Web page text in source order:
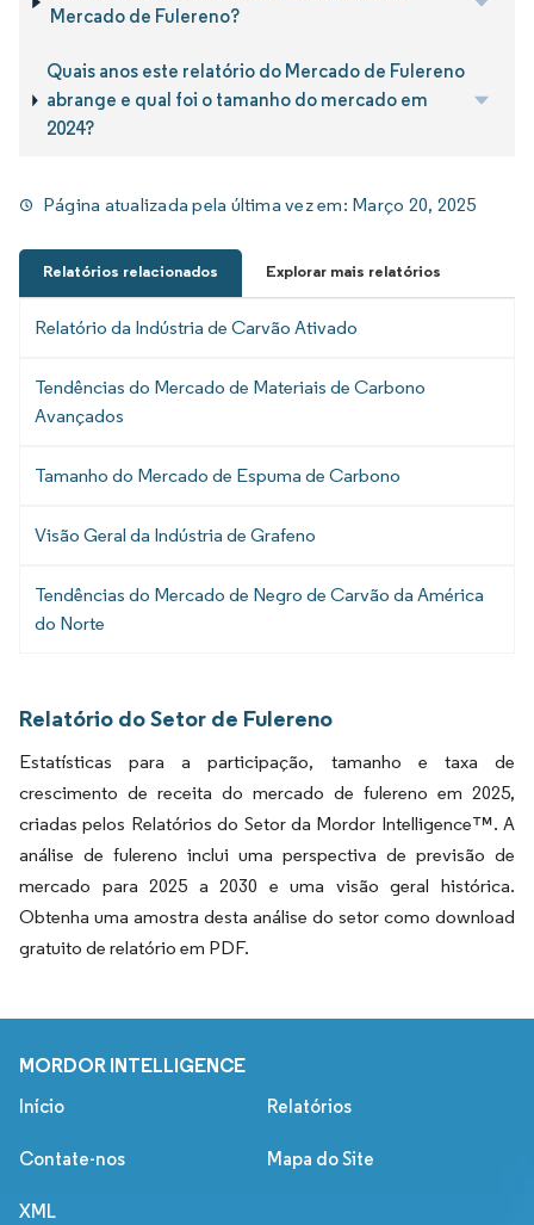
Mercado de Fulereno?
Quais anos este relatório do Mercado de Fulereno
abrange e qual foi o tamanho do mercado em
2024?
Página atualizada pela última vez em: Março 20, 2025
Relatórios relacionados Explorar mais relatórios
Relatório da Indústria de Carvão Ativado
Tendências do Mercado de Materiais de Carbono
Avançados
Tamanho do Mercado de Espuma de Carbono
Visão Geral da Indústria de Grafeno
Tendências do Mercado de Negro de Carvão da América
do Norte
Relatório do Setor de Fulereno
Estatísticas para a participação, tamanho e taxa de
crescimento de receita do mercado de fulereno em 2025,
criadas pelos Relatórios do Setor da Mordor Intelligence™. A
análise de fulereno inclui uma perspectiva de previsão de
mercado para 2025 a 2030 e uma visão geral histórica.
Obtenha uma amostra desta análise do setor como download
gratuito de relatório em PDF.
MORDOR INTELLIGENCE
Início Relatórios
Contate-nos Mapa do Site
XML